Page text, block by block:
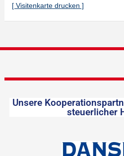
[ Visitenkarte drucken ]
Unsere
steuerlicher